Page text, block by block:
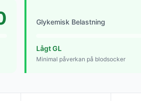
Glykemisk Belastning
Lågt GL
Minimal påverkan på blodsocker